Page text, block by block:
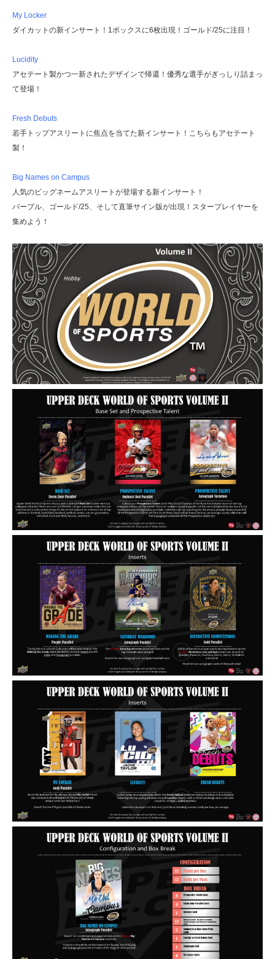
My Locker
ダイカットの新インサート！1ボックスに6枚出現！ゴールド/25に注目！
Lucidity
アセテート製かつ一新されたデザインで帰還！優秀な選手がぎっしり詰まっ
て登場！
Fresh Debuts
若手トップアスリートに焦点を当てた新インサート！こちらもアセテート
製！
Big Names on Campus
人気のビッグネームアスリートが登場する新インサート！
パープル、ゴールド/25、そして直筆サイン版が出現！スタープレイヤーを
集めよう！